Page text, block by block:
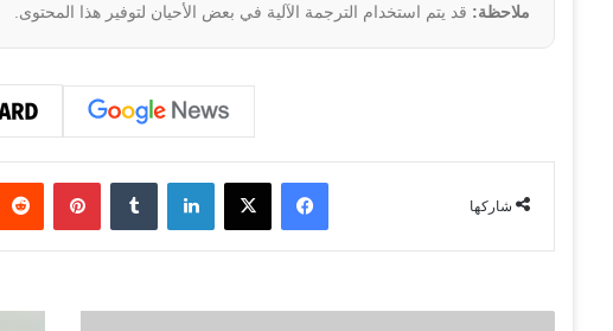
ملاحظة: قد يتم استخدام الترجمة الآلية في بعض الأحيان لتوفير هذا المحتوى.
شاركها
فيسبوك ‫X لينكدإن ‏Tumblr بينتيريست